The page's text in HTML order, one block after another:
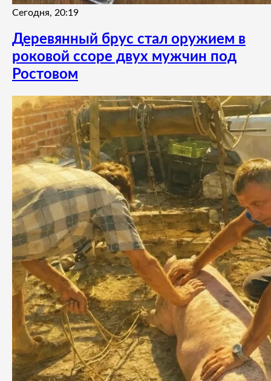
Сегодня, 20:19
Деревянный брус стал оружием в
роковой ссоре двух мужчин под
Ростовом